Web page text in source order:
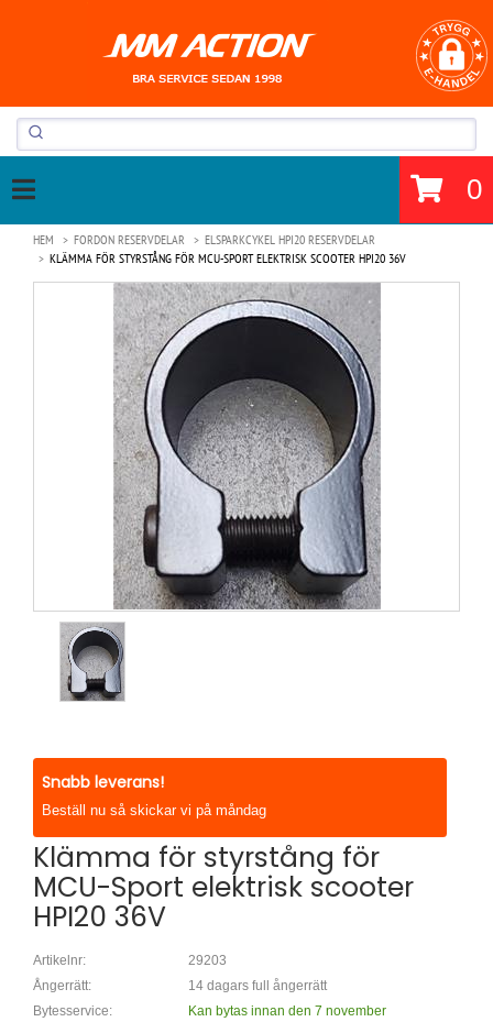
0
HEM FORDON RESERVDELAR
ELSPARKCYKEL HPI20 RESERVDELAR
KLÄMMA FÖR STYRSTÅNG FÖR MCU-SPORT ELEKTRISK SCOOTER HPI20 36V
Snabb leverans!
Beställ nu så skickar vi på måndag
Klämma för styrstång för
MCU-Sport elektrisk scooter
HPI20 36V
Artikelnr:
29203
Ångerrätt:
14 dagars full ångerrätt
Bytesservice:
Kan bytas innan den 7 november